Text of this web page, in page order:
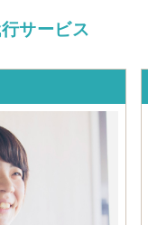
サービス